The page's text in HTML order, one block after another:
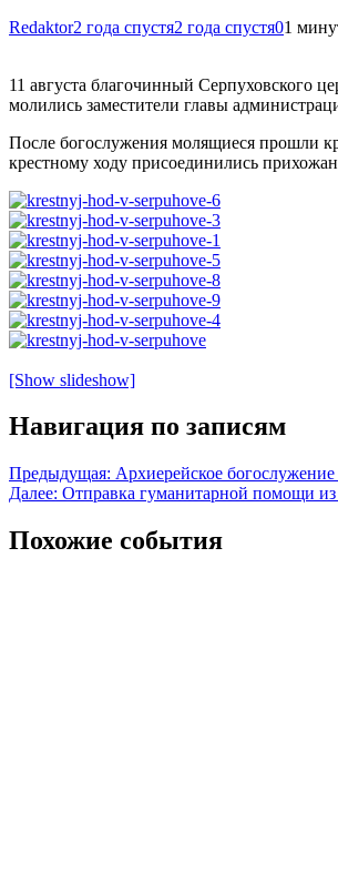
Redaktor2 года спустя2 года спустя01
11 августа благочинный Серпуховского
молились заместители главы
После богослужения молящиеся прошли
крестному ходу присоединились
[Show slideshow]
Навигация по записям
Предыдущая: Архиерейское
Далее: Отправка гуманитарной помощи
Похожие события